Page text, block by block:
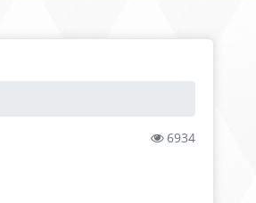
6934